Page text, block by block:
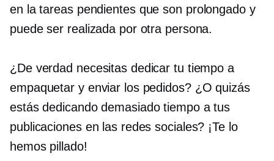
en latareas pendientes que son prolongadoy
puede ser realizada por otra persona.
¿De verdad necesitas dedicar tu tiempo a
empaquetar y enviar los pedidos? ¿O quizás
estás dedicando demasiado tiempo a tus
publicaciones en las redes sociales? ¡Te lo
hemos pillado!